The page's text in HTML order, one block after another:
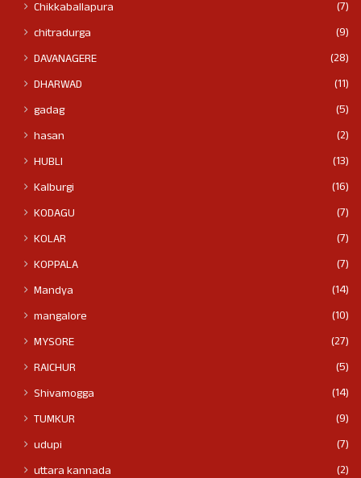
Chikkaballapura
(7)
chitradurga
(9)
DAVANAGERE
(28)
DHARWAD
(11)
gadag
(5)
hasan
(2)
HUBLI
(13)
Kalburgi
(16)
KODAGU
(7)
KOLAR
(7)
KOPPALA
(7)
Mandya
(14)
mangalore
(10)
MYSORE
(27)
RAICHUR
(5)
Shivamogga
(14)
TUMKUR
(9)
udupi
(7)
uttara kannada
(2)